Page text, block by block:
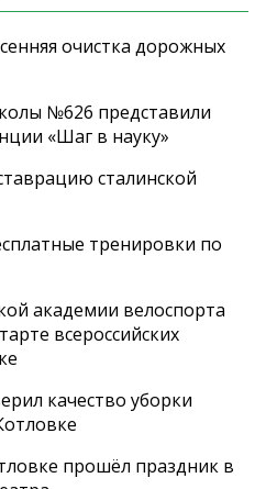
очистка дорожных
№626 представили
«Шаг в науку»
сталинской
тренировки по
академии велоспорта
всероссийских
качество уборки
прошёл праздник в